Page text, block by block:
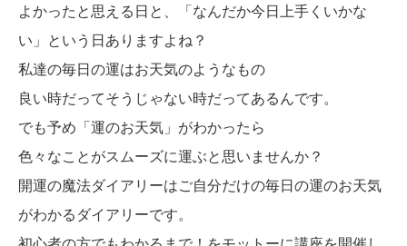
よかったと思える日と、「なんだか今日上手くいかな
い」 という日ありますよね？
私達の毎日の運はお天気のようなもの
良い時だってそうじゃない時だってあるんです。
でも予め「運のお天気」がわかったら
色々なことがスムーズに運ぶと思いませんか？
開運の魔法ダイアリーはご自分だけの毎日の運のお天気
がわかるダイアリーです。